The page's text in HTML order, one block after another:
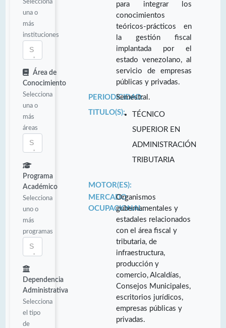
una o
más
instituciones
Área de
Conocimiento
Selecciona
una o
más
áreas
Programa
Académico
Selecciona
uno o
más
programas
Dependencia
Administrativa
Selecciona
el tipo
de
para integrar los
conocimientos
teóricos-prácticos en
la gestión fiscal
implantada por el
estado venezolano, al
servicio de empresas
públicas y privadas.
PERIODICIDAD:
Semestral.
TITULO(S):
TÉCNICO
SUPERIOR EN
ADMINISTRACIÓN
TRIBUTARIA
MOTOR(ES):
MERCADO
OCUPACIONAL:
Organismos
gubernamentales y
estadales relacionados
con el área fiscal y
tributaria, de
infraestructura,
producción y
comercio, Alcaldías,
Consejos Municipales,
escritorios jurídicos,
empresas públicas y
privadas.